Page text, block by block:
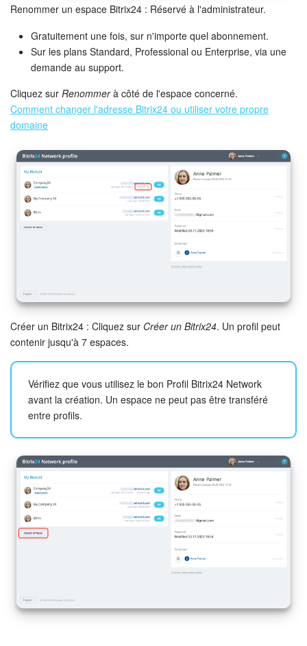
Renommer un espace Bitrix24 : Réservé à l'administrateur.
Gratuitement une fois, sur n'importe quel abonnement.
Sur les plans Standard, Professional ou Enterprise, via une
demande au support.
Cliquez sur Renommerà côté de l'espace concerné.
Comment changer l'adresse Bitrix24 ou utiliser votre propre
domaine
Créer un Bitrix24 : Cliquez sur Créer un Bitrix24. Un profil peut
contenir jusqu'à 7 espaces.
Vérifiez que vous utilisez le bon Profil Bitrix24 Network
avant la création. Un espace ne peut pas être transféré
entre profils.